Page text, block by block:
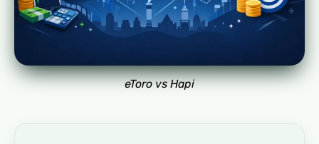
eToro vs Hapi